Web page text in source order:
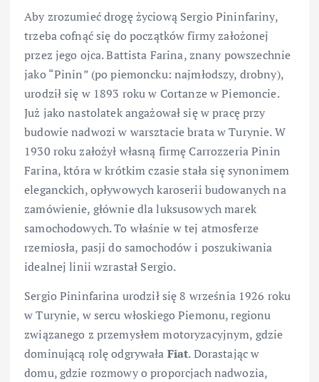
Aby zrozumieć drogę życiową Sergio Pininfariny,
trzeba cofnąć się do początków firmy założonej
przez jego ojca. Battista Farina, znany powszechnie
jako “Pinin” (po piemoncku: najmłodszy, drobny),
urodził się w 1893 roku w Cortanze w Piemoncie.
Już jako nastolatek angażował się w pracę przy
budowie nadwozi w warsztacie brata w Turynie. W
1930 roku założył własną firmę Carrozzeria Pinin
Farina, która w krótkim czasie stała się synonimem
eleganckich, opływowych karoserii budowanych na
zamówienie, głównie dla luksusowych marek
samochodowych. To właśnie w tej atmosferze
rzemiosła, pasji do samochodów i poszukiwania
idealnej linii wzrastał Sergio.
Sergio Pininfarina urodził się 8 września 1926 roku
w Turynie, w sercu włoskiego Piemonu, regionu
związanego z przemysłem motoryzacyjnym, gdzie
dominującą rolę odgrywała Fiat. Dorastając w
domu, gdzie rozmowy o proporcjach nadwozia,